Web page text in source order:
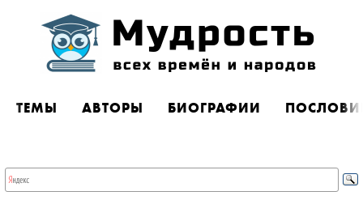
ТЕМЫ АВТОРЫ БИОГРАФИИ